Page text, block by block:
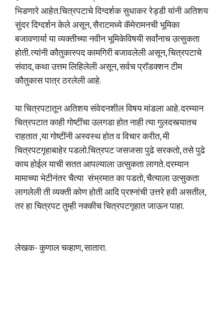
भिडणारे आहेत.चित्रपटाचे दिग्दर्शक सुधाकर रेड्डी यांनी अतिशय
सुंदर दिग्दर्शन केले असून, सैराटमध्ये कॅमेरामनची भूमिका
बजावणार्या या व्यक्तीच्या नवीन भूमिकेविषयी सर्वांनाच उत्सुकता
होती. त्यांनी कौतुकास्पद कामगिरी बजावलेली असून, चित्रपटाचे
संवाद, कथा उत्तम लिहिलेली असून, सर्वच प्रॉडक्शन टीम
कौतुकास पात्र ठरलेली आहे.
या चित्रपटातून अतिशय संवेदनशील विषय मांडला आहे. दरम्यान
चित्रपटात काही गोष्टींचा उलगडा होत नाही त्या गुलदस्त्यातच
राहतात ,या गोष्टींनी अस्वस्थ होत व विचार करीत, मी
चित्रपटगृहाबाहेर पडलो.चित्रपट जसजसा पुढे सरकतो, तसे पुढे
काय होईल याची सतत आपल्याला उत्सुकता लागते. दरम्यान
मामाच्या भेटीनंतर चैत्या संभ्रमात का पडतो, चैत्याला उत्सुकता
लागलेली ती व्यक्ती कोण होती आदि प्रश्नांची उत्तरे हवी असतील,
तर हा चित्रपट तुम्ही नक्कीच चित्रपटगृहात जाऊन पाहा.
लेखक- कुणाल चव्हाण, सातारा.